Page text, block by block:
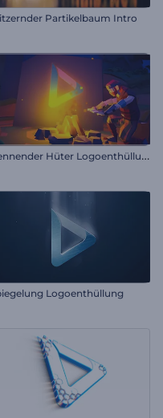
Partikelbaum Intro
R
ennender Hüter Logoenthüllung
Logoenthüllung